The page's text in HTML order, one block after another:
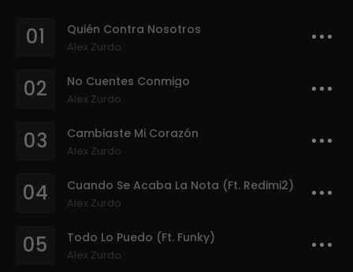
01 Quién Contra Nosotros
Alex Zurdo
02 No Cuentes Conmigo
Alex Zurdo
03 Cambiaste Mi Corazón
Alex Zurdo
04 Cuando Se Acaba La Nota (Ft. Redimi2)
Alex Zurdo
05 Todo Lo Puedo (Ft. Funky)
Alex Zurdo